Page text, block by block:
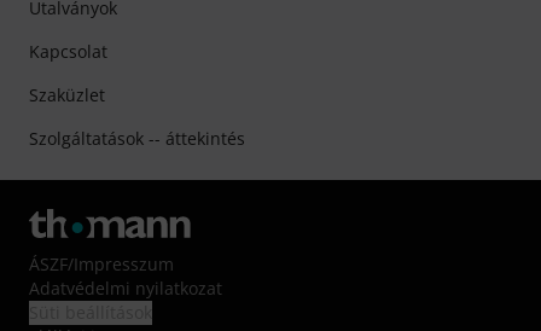
Utalványok
Kapcsolat
Szaküzlet
Szolgáltatások -- áttekintés
ÁSZF/Impresszum
Adatvédelmi nyilatkozat